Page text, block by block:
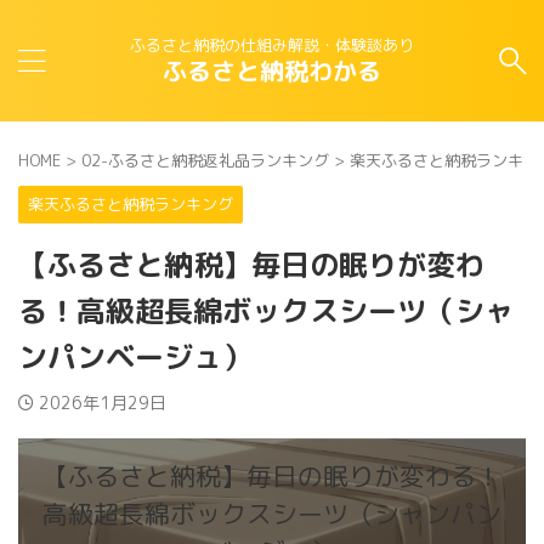
ふるさと納税の仕組み解説・体験談あり
ふるさと納税わかる
HOME > 02-ふるさと納税返礼品ランキング > 楽天ふるさと納税ランキン
楽天ふるさと納税ランキング
【ふるさと納税】毎日の眠りが変わ
る！高級超長綿ボックスシーツ（シャ
ンパンベージュ）
2026年1月29日
【ふるさと納税】毎日の眠りが変わる！
高級超長綿ボックスシーツ（シャンパン